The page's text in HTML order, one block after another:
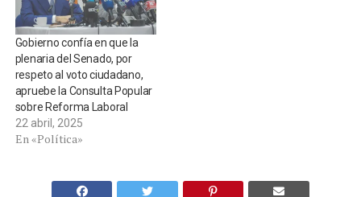
Gobierno confía en que la
plenaria del Senado, por
respeto al voto ciudadano,
apruebe la Consulta Popular
sobre Reforma Laboral
22 abril, 2025
En «Política»